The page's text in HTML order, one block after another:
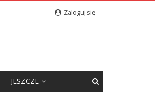
Zaloguj się
JESZCZE